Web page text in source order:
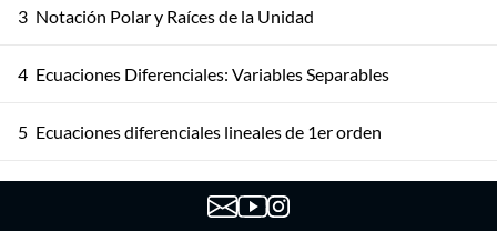
3 Notación Polar y Raíces de la Unidad
4 Ecuaciones Diferenciales: Variables Separables
5 Ecuaciones diferenciales lineales de 1er orden